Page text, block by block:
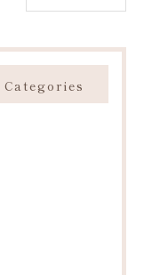
Categories